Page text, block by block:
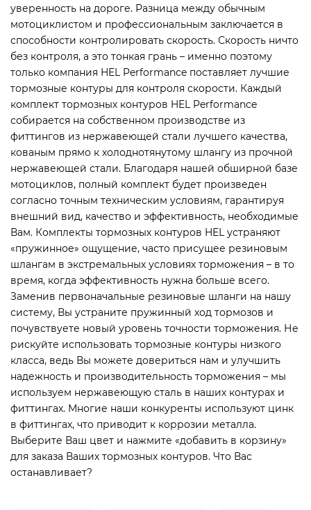
уверенность на дороге. Разница между обычным
мотоциклистом и профессиональным заключается в
способности контролировать скорость. Скорость ничто
без контроля, а это тонкая грань – именно поэтому
только компания HEL Performance поставляет лучшие
тормозные контуры для контроля скорости. Каждый
комплект тормозных контуров HEL Performance
собирается на собственном производстве из
фиттингов из нержавеющей стали лучшего качества,
кованым прямо к холоднотянутому шлангу из прочной
нержавеющей стали. Благодаря нашей обширной базе
мотоциклов, полный комплект будет произведен
согласно точным техническим условиям, гарантируя
внешний вид, качество и эффективность, необходимые
Вам. Комплекты тормозных контуров HEL устраняют
«пружинное» ощущение, часто присущее резиновым
шлангам в экстремальных условиях торможения – в то
время, когда эффективность нужна больше всего.
Заменив первоначальные резиновые шланги на нашу
систему, Вы устраните пружинный ход тормозов и
почувствуете новый уровень точности торможения. Не
рискуйте использовать тормозные контуры низкого
класса, ведь Вы можете довериться нам и улучшить
надежность и производительность торможения – мы
используем нержавеющую сталь в наших контурах и
фиттингах. Многие наши конкуренты используют цинк
в фиттингах, что приводит к коррозии металла.
Выберите Ваш цвет и нажмите «добавить в корзину»
для заказа Ваших тормозных контуров. Что Вас
останавливает?